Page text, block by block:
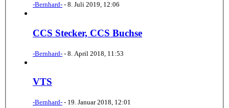
-Bernhard- - 8. Juli 2019, 12:06
CCS Stecker, CCS Buchse
-Bernhard- - 8. April 2018, 11:53
VTS
-Bernhard- - 19. Januar 2018, 12:01